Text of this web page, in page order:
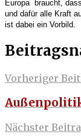
Europa braucht,
und dafür alle Kraft
ist dabei ein Vorbild.
Vorheriger
Nächster